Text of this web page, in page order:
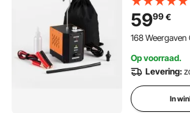
motoren en
diagnostisch
lekdetectie
5999€
168 Weergaven
Op voorraad.
Levering:
In